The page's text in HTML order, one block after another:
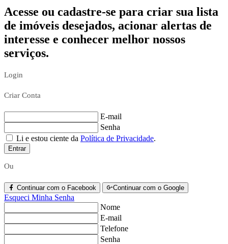
Acesse ou cadastre-se para criar sua lista
de imóveis desejados, acionar alertas de
interesse e conhecer melhor nossos
serviços.
Login
Criar Conta
E-mail
Senha
Li e estou ciente da Política de Privacidade.
Entrar
Ou
Continuar com o Facebook Continuar com o Google
Esqueci Minha Senha
Nome
E-mail
Telefone
Senha